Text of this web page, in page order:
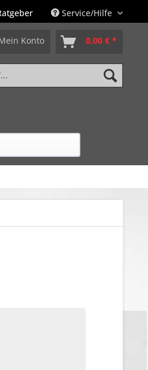
Service/Hilfe
Konto 0,00 € *